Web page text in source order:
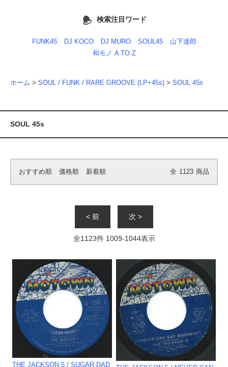
検索注目ワード
FUNK45 DJ KOCO DJ MURO SOUL45
山下達郎
和モノ A TO Z
ホーム > SOUL / FUNK / RARE GROOVE (LP+45s) > SOUL 45s
SOUL 45s
おすすめ順 価格順 新着順 全 1123 商品
< 前 次 >
全1123件 1009-1044表示
THE JACKSON 5 / SUGAR DAD